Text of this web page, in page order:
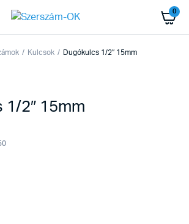
0
Kulcsok Dugókulcs 1/2″ 15mm
1/2″ 15mm